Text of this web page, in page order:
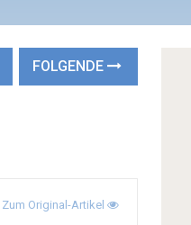
FOLGENDE
Zum Original-Artikel